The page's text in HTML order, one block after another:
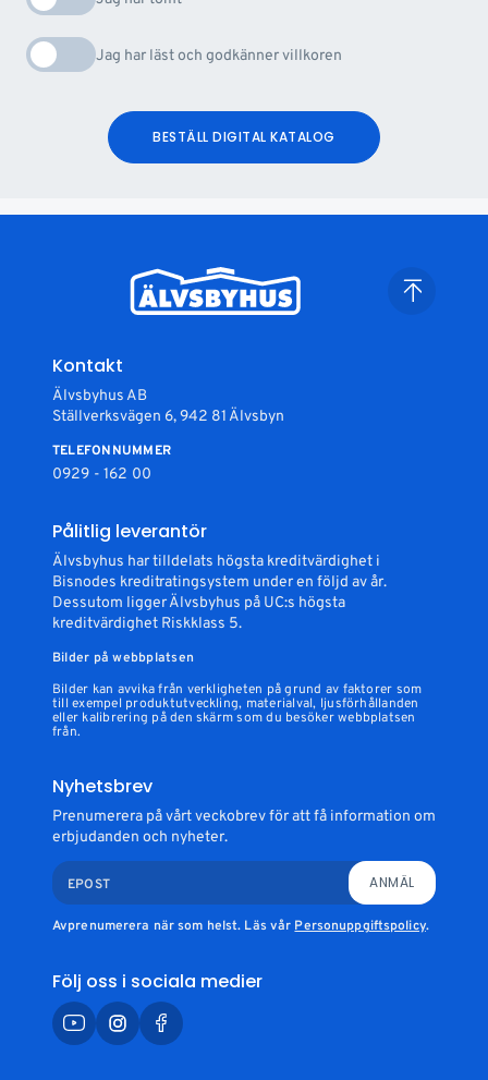
Jag har läst och godkänner villkoren
BESTÄLL DIGITAL KATALOG
Kontakt
Älvsbyhus AB
Ställverksvägen 6, 942 81 Älvsbyn
TELEFONNUMMER
0929 - 162 00
Pålitlig leverantör
Älvsbyhus har tilldelats högsta kreditvärdighet i
Bisnodes kreditratingsystem under en följd av år.
Dessutom ligger Älvsbyhus på UC:s högsta
kreditvärdighet Riskklass 5.
Bilder på webbplatsen
Bilder kan avvika från verkligheten på grund av faktorer som
till exempel produktutveckling, materialval, ljusförhållanden
eller kalibrering på den skärm som du besöker webbplatsen
från.
Nyhetsbrev
Prenumerera på vårt veckobrev för att få information om
erbjudanden och nyheter.
EPOST ANMÄL
Avprenumerera när som helst. Läs vår Personuppgiftspolicy.
Följ oss i sociala medier